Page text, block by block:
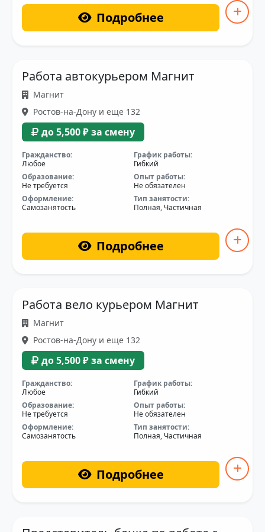
Подробнее
Работа автокурьером Магнит
Магнит
Ростов-на-Дону и еще 132
до 5,500 ₽ за смену
Гражданство:
Любое
График работы:
Гибкий
Образование:
Не требуется
Опыт работы:
Не обязателен
Оформление:
Самозанятость
Тип занятости:
Полная, Частичная
Подробнее
Работа вело курьером Магнит
Магнит
Ростов-на-Дону и еще 132
до 5,500 ₽ за смену
Гражданство:
Любое
График работы:
Гибкий
Образование:
Не требуется
Опыт работы:
Не обязателен
Оформление:
Самозанятость
Тип занятости:
Полная, Частичная
Подробнее